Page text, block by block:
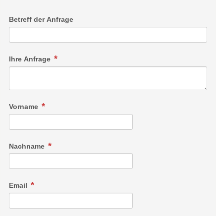
die Devise dieser Suite. Freuen Sie sich auf herrliche Stunden
Betreff der Anfrage
Ihre Anfrage
Vorname
Nachname
Email